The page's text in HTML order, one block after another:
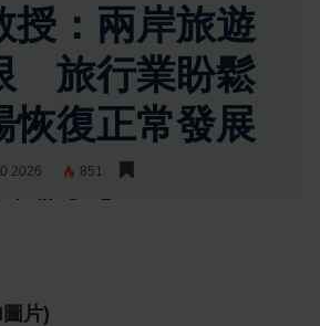
授：兩岸旅遊
旅行業盼鬆
恢復正常發展
2026 851
片)